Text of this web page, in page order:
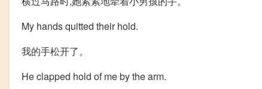
My hands quitted their hold.
我的手松开了。
He clapped hold of me by the arm.